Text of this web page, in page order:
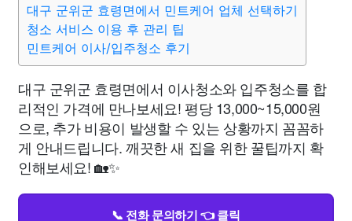
대구 군위군 효령면에서 민트케어 업체 선택하기
청소 서비스 이용 후 관리 팁
민트케어 이사/입주청소 후기
대구 군위군 효령면에서 이사청소와 입주청소를 합
리적인 가격에 만나보세요! 평당 13,000~15,000원
으로, 추가 비용이 발생할 수 있는 상황까지 꼼꼼하
게 안내드립니다. 깨끗한 새 집을 위한 꿀팁까지 확
인해보세요! 🏡✨
📞 전화 문의하기 👈 클릭